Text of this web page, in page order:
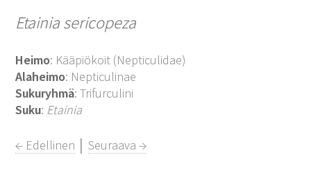
Etainia sericopeza
Heimo: Kääpiökoit (Nepticulidae)
Alaheimo: Nepticulinae
Sukuryhmä: Trifurculini
Suku: Etainia
← Edellinen │Seuraava →